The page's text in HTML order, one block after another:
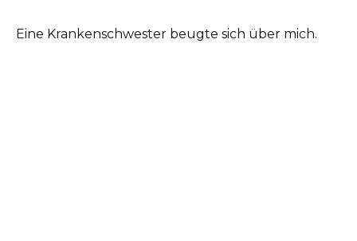
Eine Krankenschwester beugte sich über mich.